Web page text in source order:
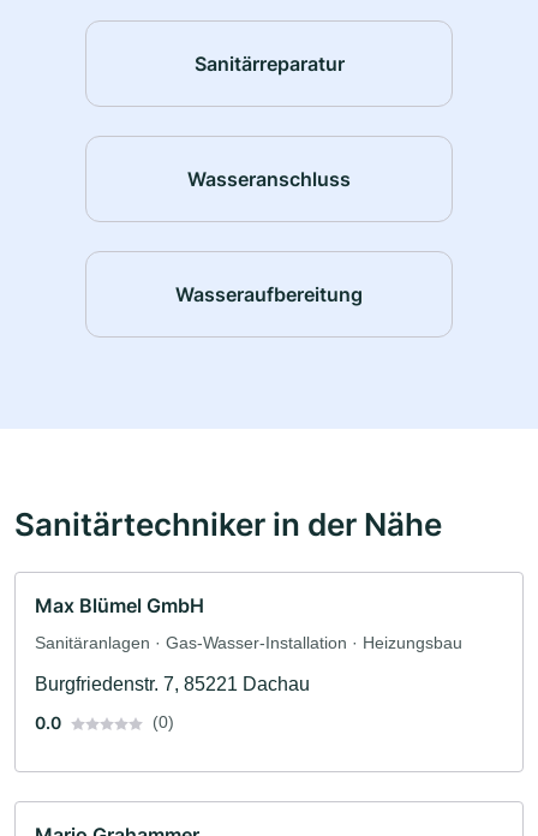
Sanitärreparatur
Wasseranschluss
Wasseraufbereitung
Sanitärtechniker in der Nähe
Max Blümel GmbH
Sanitäranlagen · Gas-Wasser-Installation · Heizungsbau
Burgfriedenstr. 7, 85221 Dachau
0.0
(0)